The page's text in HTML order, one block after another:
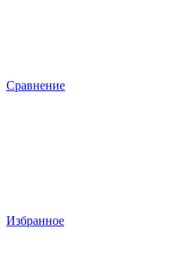
Сравнение
Избранное